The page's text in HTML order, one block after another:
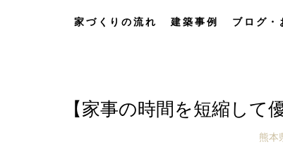
家づくりの流れ 建築事例 ブログ・
【家事の時間を短縮して
熊本